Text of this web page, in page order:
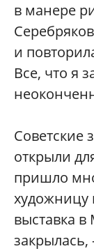
в манере
и
Все, что я
Советские
открыли
пришло
художницу
выставка